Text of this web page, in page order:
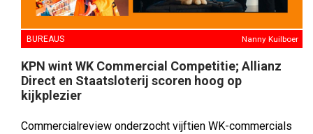
BUREAUS Nanny Kuilboer
KPN wint WK Commercial Competitie; Allianz
Direct en Staatsloterij scoren hoog op
kijkplezier
Commercialreview onderzocht vijftien WK-commercials